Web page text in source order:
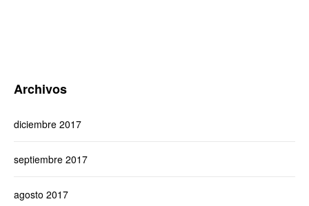
Archivos
diciembre 2017
septiembre 2017
agosto 2017